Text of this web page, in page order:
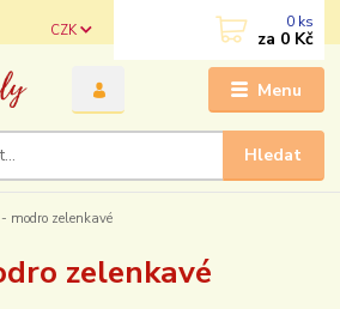
Menu
CZK
Hledat
0 ks
za 0 Kč
modro zelenkavé
zelenkavé